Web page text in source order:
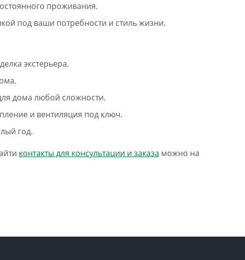
проживания.
под ваши потребности и стиль жизни.
экстерьера.
дома любой сложности.
и вентиляция под ключ.
год.
контакты для консультации и заказа можно на